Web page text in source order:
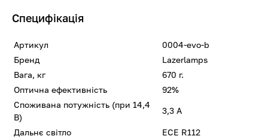
Специфікація
Артикул
0004-evo-b
Бренд
Lazerlamps
Вага, кг
670 г.
Оптична ефективність
92%
Споживана потужність (при 14,4
В)
3,3 А
Дальнє світло
ECE R112